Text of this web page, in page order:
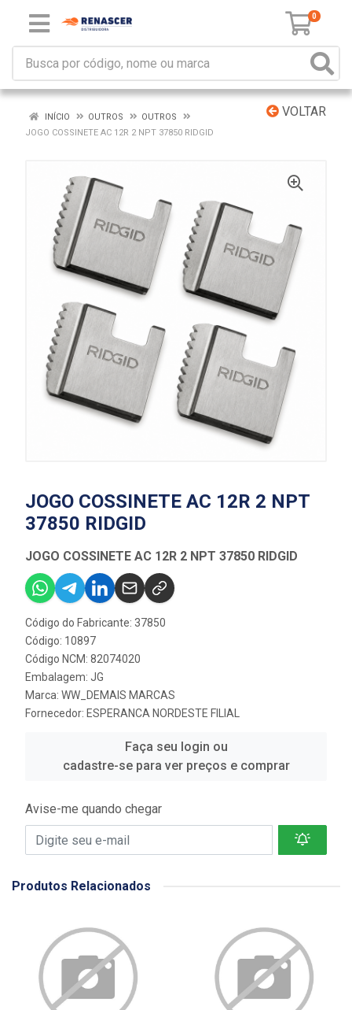
0
VOLTAR
INÍCIO OUTROS
OUTROS
JOGO COSSINETE AC 12R 2 NPT 37850 RIDGID
JOGO COSSINETE AC 12R 2 NPT
37850 RIDGID
JOGO COSSINETE AC 12R 2 NPT 37850 RIDGID
Código do Fabricante: 37850
Código: 10897
Código NCM: 82074020
Embalagem: JG
Marca: WW_DEMAIS MARCAS
Fornecedor: ESPERANCA NORDESTE FILIAL
Faça seu login ou
cadastre-se para ver preços e comprar
Avise-me quando chegar
Produtos Relacionados